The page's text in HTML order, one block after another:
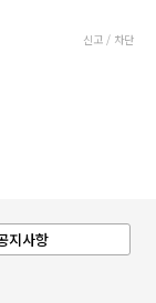
신고 / 차단
지사항